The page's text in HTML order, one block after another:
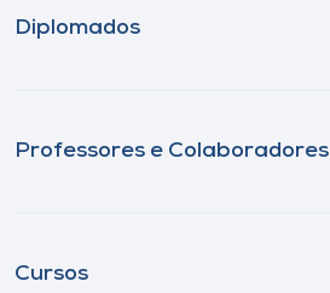
Diplomados
Professores e Colaboradores
Cursos